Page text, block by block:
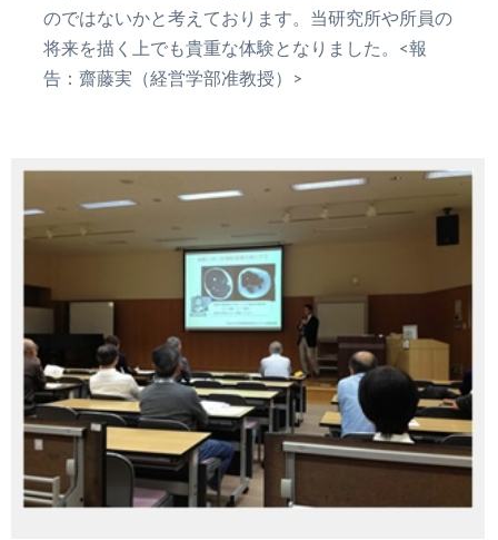
のではないかと考えております。当研究所や所員の
将来を描く上でも貴重な体験となりました。<報
告：齋藤実（経営学部准教授）>